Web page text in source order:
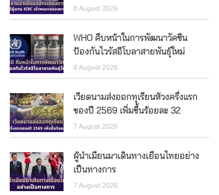
8 August 2026
WHO คืบหน้าในการพัฒนาวัคซีน
ป้องกันไวรัสอีโบลาสายพันธุ์ใหม่
8 August 2026
เวียดนามส่งออกทุเรียนห้วงครึ่งแรก
ของปี 2569 เพิ่มขึ้นร้อยละ 32
7 August 2026
ผู้นำเมียนมาเดินทางเยือนไทยอย่าง
เป็นทางการ
7 August 2026